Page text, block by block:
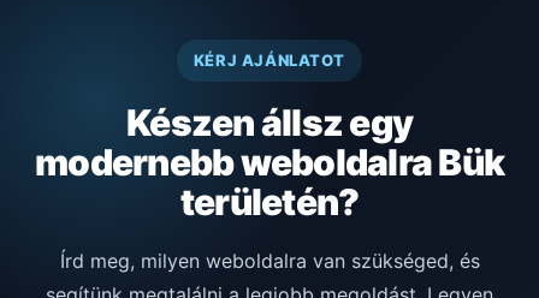
KÉRJ AJÁNLATOT
Készen állsz egy
modernebb weboldalra Bük
területén?
Írd meg, milyen weboldalra van szükséged, és